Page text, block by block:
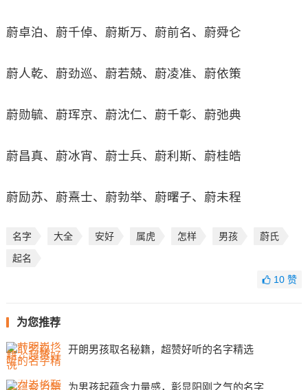
蔚卓泊、蔚千倬、蔚斯万、蔚前名、蔚舜仑
蔚人乾、蔚劲巡、蔚若兢、蔚凌准、蔚依策
蔚勋毓、蔚珲京、蔚沈仁、蔚千彰、蔚弛典
蔚昌真、蔚冰宵、蔚士兵、蔚利斯、蔚桂皓
蔚励苏、蔚熹士、蔚勃举、蔚曙子、蔚未程
名字 大全 安好 属虎 怎样 男孩
蔚氏
起名
10赞
为您推荐
开朗男孩取名秘籍，超赞好听的名字精选
为男孩起蕴含力量感，彰显阳刚之气的名字